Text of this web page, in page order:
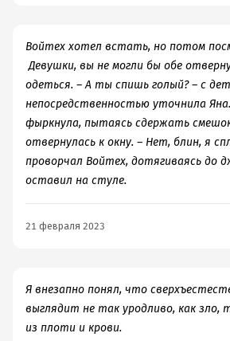
Войтех хотел встать, но потом
Девушки, вы не могли бы обе
одеться. – А ты спишь голый? – с
непосредственностью уточнила
фыркнула, пытаясь сдержать
отвернулась к окну. – Нет, блин, я
проворчал Войтех, дотягиваясь до
оставил на стуле.
21 февраля 2023
Я внезапно понял, что
выглядит не так уродливо, как зло,
из плоти и крови.